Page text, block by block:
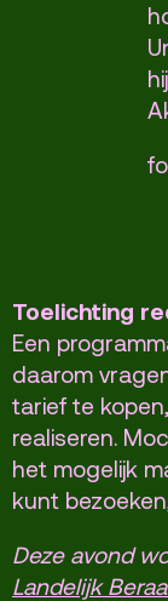
Toelichting
Een
daarom
tarief te
realiseren.
het mogelijk
kunt
Deze avond
Landelijk